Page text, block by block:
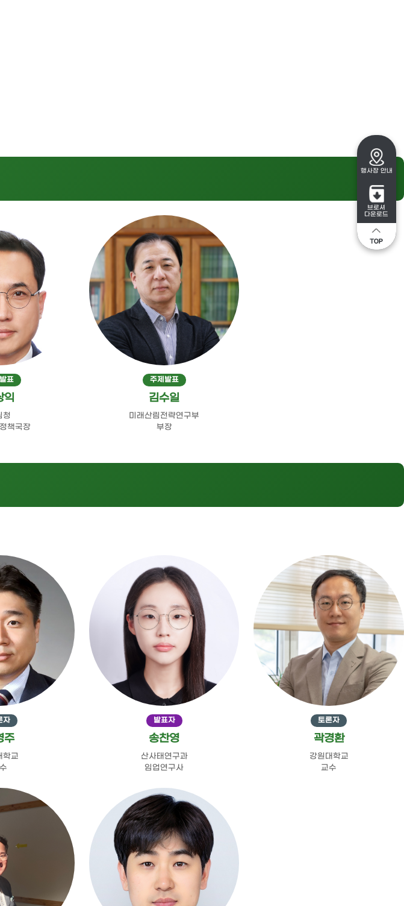
표
익
청
책국장
주제발표
김수일
미래산림전략연구부
부장
자
주
학교
발표자
송찬영
산사태연구과
임업연구사
토론자
곽경환
강원대학교
교수
행사장 안내
브로셔
다운로드